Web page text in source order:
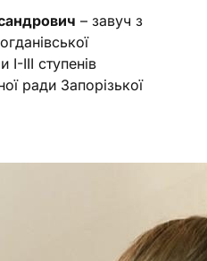
– завуч з
ІІІ ступенів
ради Запорізької